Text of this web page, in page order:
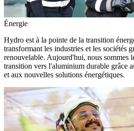
Énergie
Hydro est à la pointe de la transition
transformant les industries et les sociétés
renouvelable. Aujourd'hui, nous sommes
transition vers l'aluminium durable grâce
et aux nouvelles solutions énergétiques.